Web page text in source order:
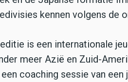
kennen volgens de
is een internationale
meer Azië en Zuid-
coaching sessie van een